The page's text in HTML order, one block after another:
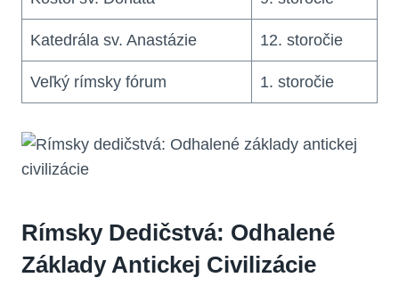
Katedrála sv. Anastázie 12. storočie
Veľký rímsky fórum 1. storočie
Rímsky Dedičstvá: Odhalené
Základy Antickej Civilizácie